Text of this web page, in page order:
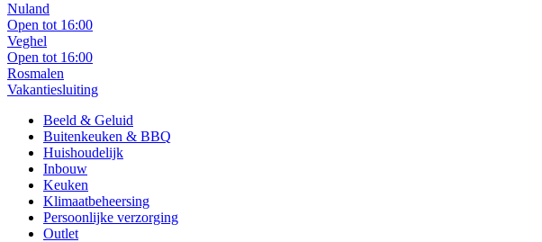
Nuland
Open tot 16:00
Veghel
Open tot 16:00
Rosmalen
Vakantiesluiting
Beeld & Geluid
Buitenkeuken & BBQ
Huishoudelijk
Inbouw
Keuken
Klimaatbeheersing
Persoonlijke verzorging
Outlet